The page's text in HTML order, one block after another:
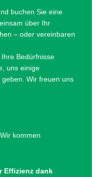
buchen Sie eine
über Ihr
– oder vereinbaren
Bedürfnisse
uns einige
Wir freuen uns
kommen
Effizienz dank